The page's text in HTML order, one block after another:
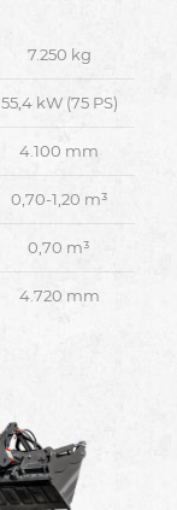
7.250 kg
55,4 kW (75 PS)
4.100 mm
0,70-1,20 m³
0,70 m³
4.720 mm